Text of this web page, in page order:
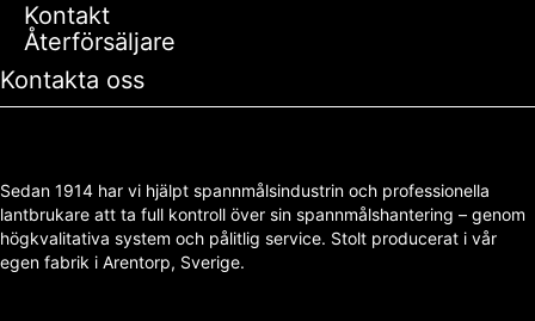
Kontakt
Återförsäljare
Kontakta oss
Sedan 1914 har vi hjälpt spannmålsindustrin och professionella
lantbrukare att ta full kontroll över sin spannmålshantering – genom
högkvalitativa system och pålitlig service. Stolt producerat i vår
egen fabrik i Arentorp, Sverige.